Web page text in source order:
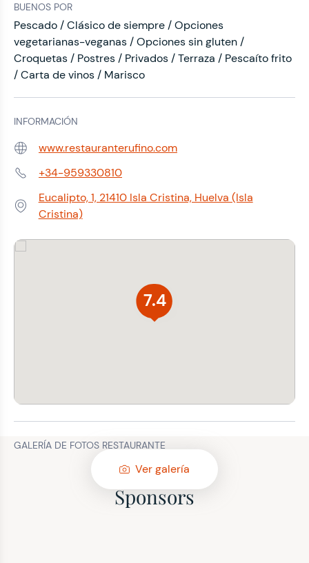
BUENOS POR
Pescado / Clásico de siempre / Opciones
vegetarianas-veganas / Opciones sin gluten /
Croquetas / Postres / Privados / Terraza / Pescaíto frito
/ Carta de vinos / Marisco
INFORMACIÓN
Web: www.restauranterufino.com
Teléfono:+34-959330810
Dirección:
Eucalipto, 1, 21410 Isla Cristina, Huelva (Isla
Cristina)
7.4
GALERÍA DE FOTOS RESTAURANTE
Ver galería
Sponsors